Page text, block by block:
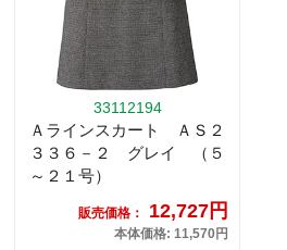
33112194
Ａラインスカート ＡＳ２
３３６－２ グレイ （５
～２１号）
販売価格： 12,727円
本体価格: 11,570円